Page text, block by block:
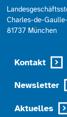
Charles-de-
81737 München
Kontakt
Newsletter
Aktuelles